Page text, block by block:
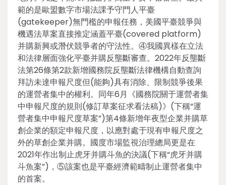
範的是歐盟數字市場法課予守門人平臺
(gatekeeper)無門檻的申報任務，美國平臺競爭與
機遇法草案直接推定涵蓋平臺(covered platform)
并購新興或潛伏競爭者的守法性。④我國異樣在立法
和法律層面強化平臺并購反壟斷審查。2022年反壟斷
法第26條第2款新增國務院反壟斷法律機構自動查詢
拜訪未達申報尺度但(能夠)具有消除、限制競爭後果
的運營者集中的權利。同年6月《國務院關于運營者集
中申報尺度的規則(修訂草案征求看法稿)》(下稱“運
營者集中申報尺度草案”)第4條新增年夜型企業并購草
創企業的額定申報尺度，以應對處于現有申報尺度之
外的草創企業并購。國度市場監視治理總局更是在
2021年作出制止虎牙并購斗魚的決議(下稱“虎牙并購
斗魚案”)，⑤該案也是平臺經濟範疇制止運營者集中
的首案。